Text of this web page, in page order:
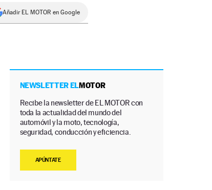
Añadir EL MOTOR en Google
NEWSLETTER ELMOTOR
Recibe la newsletter de EL MOTOR con
toda la actualidad del mundo del
automóvil y la moto, tecnología,
seguridad, conducción y eficiencia.
APÚNTATE